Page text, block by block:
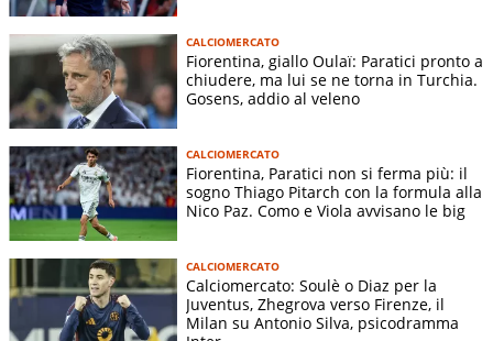
CALCIOMERCATO
Fiorentina, giallo Oulaï: Paratici pronto a
chiudere, ma lui se ne torna in Turchia.
Gosens, addio al veleno
CALCIOMERCATO
Fiorentina, Paratici non si ferma più: il
sogno Thiago Pitarch con la formula alla
Nico Paz. Como e Viola avvisano le big
CALCIOMERCATO
Calciomercato: Soulè o Diaz per la
Juventus, Zhegrova verso Firenze, il
Milan su Antonio Silva, psicodramma